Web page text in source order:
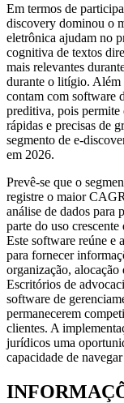
Em termos de
discovery dominou o
eletrônica ajudam no
cognitiva de textos
mais relevantes
durante o litígio. Além
contam com software
preditiva, pois permite
rápidas e precisas de
segmento de e-
em 2026.
Prevê-se que o
registre o maior
análise de dados para
parte do uso
Este software reúne e
para fornecer
organização, alocação
Escritórios de
software de
permanecerem
clientes. A
jurídicos uma
capacidade de